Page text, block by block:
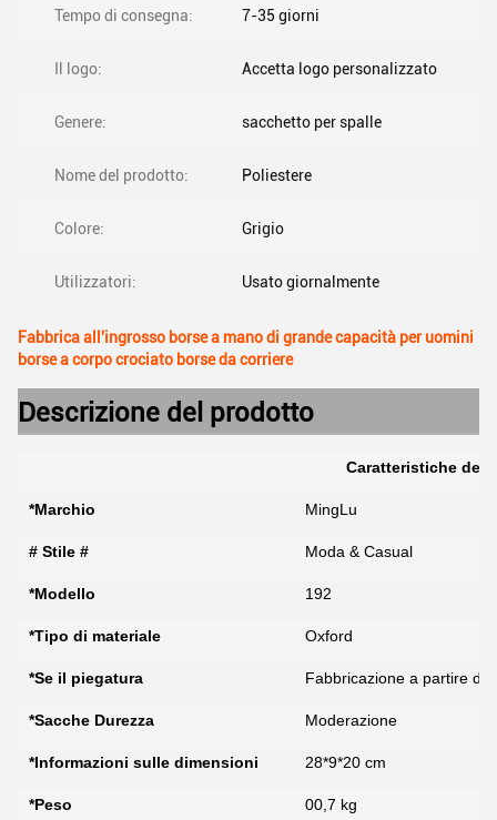
Tempo di consegna: 7-35 giorni
Il logo: Accetta logo personalizzato
Genere: sacchetto per spalle
Nome del prodotto: Poliestere
Colore: Grigio
Utilizzatori: Usato giornalmente
Fabbrica all'ingrosso borse a mano di grande capacità per uomini
borse a corpo crociato borse da corriere
Descrizione del prodotto
Caratteristiche del
*Marchio MingLu
# Stile # Moda & Casual
*Modello 192
*Tipo di materiale Oxford
*Se il piegatura Fabbricazione a partire da
*Sacche Durezza Moderazione
*Informazioni sulle dimensioni 28*9*20 cm
*Peso 00,7 kg